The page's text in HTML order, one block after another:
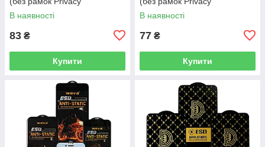
антишпигун)
В наявності
83 ₴
Купити
антишпигун)
В наявності
77 ₴
Купити